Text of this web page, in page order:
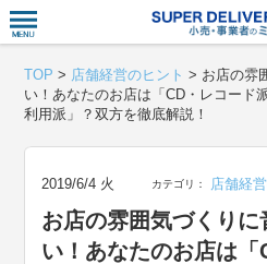
TOP > 店舗経営のヒント > お店の雰
い！あなたのお店は「CD・レコード
利用派」？双方を徹底解説！
2019/6/4 火 カテゴリ： 店舗経
お店の雰囲気づくり
い！あなたのお店は「